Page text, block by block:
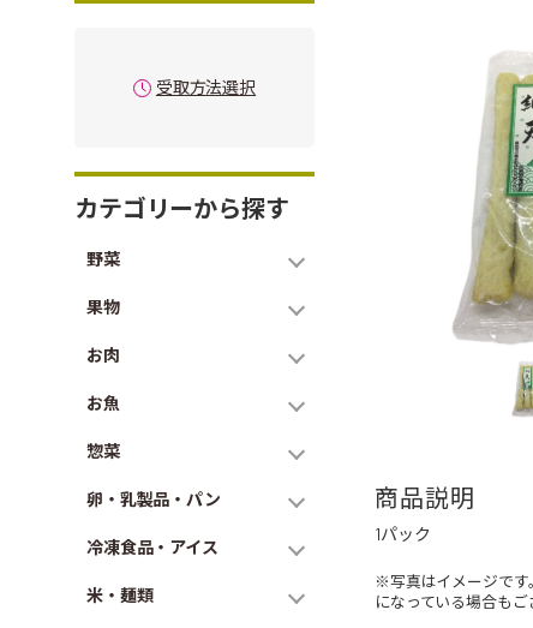
受取方法選択
カテゴリーから探す
野菜
果物
お肉
お魚
惣菜
卵・乳製品・パン
冷凍食品・アイス
米・麺類
商品説明
1パック
※写真はイメージです
になっている場合も